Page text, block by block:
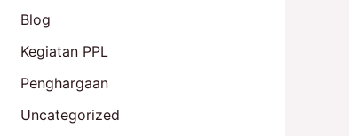
Blog
Kegiatan PPL
Penghargaan
Uncategorized